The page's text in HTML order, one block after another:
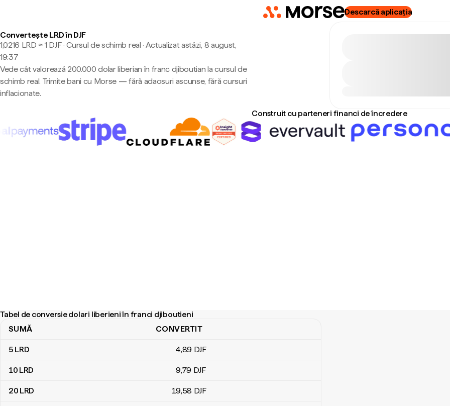
Descarcă aplicația
Convertește LRD în DJF
1,0216 LRD ≈ 1 DJF · Cursul de schimb real · Actualizat astăzi, 8 august,
19:37
Vede cât valorează 200.000 dolar liberian în franc djiboutian la cursul de
schimb real. Trimite bani cu Morse — fără adaosuri ascunse, fără cursuri
inflacionate.
Construit cu parteneri financi de încredere
Tabel de conversie dolari liberieni în franci djiboutieni
Tabel de conversie dolari liberieni în franci djiboutieni
SUMĂ CONVERTIT
5 LRD 4,89 DJF
10 LRD 9,79 DJF
20 LRD 19,58 DJF